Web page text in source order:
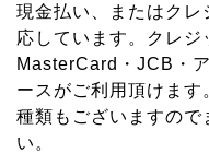
現金払い、またはク
応しています。クレジ
MasterCard・JCB・
ースがご利用頂けま
種類もございますので
い。